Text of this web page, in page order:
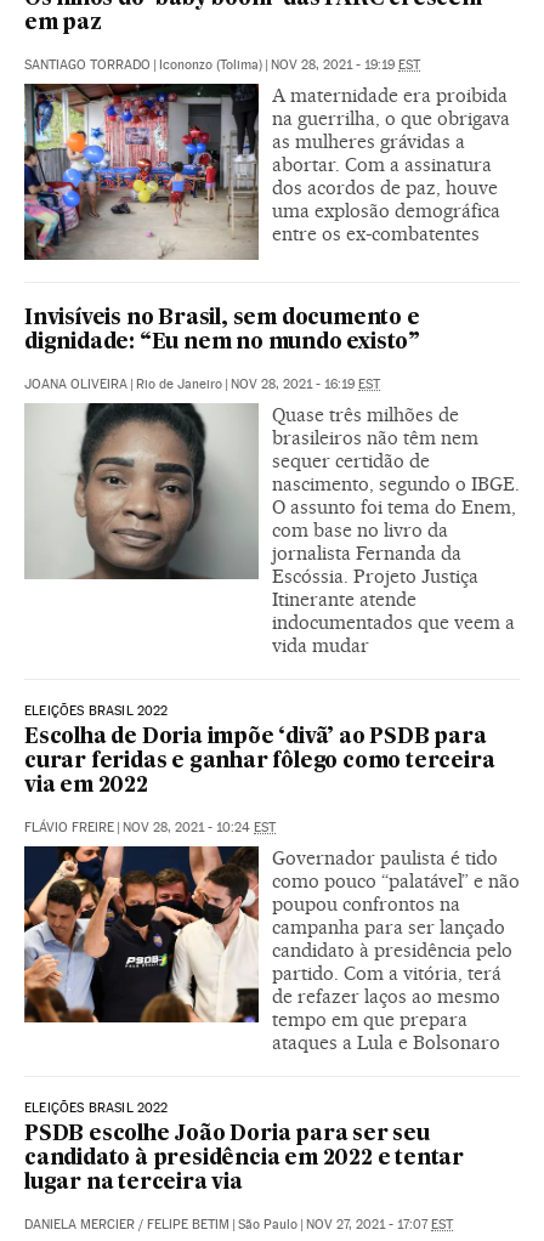
em paz
SANTIAGO TORRADO | Icononzo (Tolima) | NOV 28, 2021 - 19:19 EST
A maternidade era proibida
na guerrilha, o que obrigava
as mulheres grávidas a
abortar. Com a assinatura
dos acordos de paz, houve
uma explosão demográfica
entre os ex-combatentes
Invisíveis no Brasil, sem documento e
dignidade: “Eu nem no mundo existo”
JOANA OLIVEIRA | Rio de Janeiro | NOV 28, 2021 - 16:19 EST
Quase três milhões de
brasileiros não têm nem
sequer certidão de
nascimento, segundo o IBGE.
O assunto foi tema do Enem,
com base no livro da
jornalista Fernanda da
Escóssia. Projeto Justiça
Itinerante atende
indocumentados que veem a
vida mudar
ELEIÇÕES BRASIL 2022
Escolha de Doria impõe ‘divã’ ao PSDB para
curar feridas e ganhar fôlego como terceira
via em 2022
FLÁVIO FREIRE | NOV 28, 2021 - 10:24 EST
Governador paulista é tido
como pouco “palatável” e não
poupou confrontos na
campanha para ser lançado
candidato à presidência pelo
partido. Com a vitória, terá
de refazer laços ao mesmo
tempo em que prepara
ataques a Lula e Bolsonaro
ELEIÇÕES BRASIL 2022
PSDB escolhe João Doria para ser seu
candidato à presidência em 2022 e tentar
lugar na terceira via
DANIELA MERCIER / FELIPE BETIM | São Paulo | NOV 27, 2021 - 17:07EST